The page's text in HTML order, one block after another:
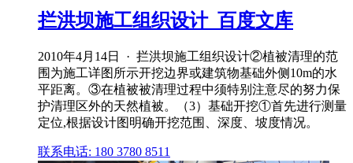
拦洪坝施工组织设计_百度文库
2010年4月14日 · 拦洪坝施工组织设计②植被清理的范
围为施工详图所示开挖边界或建筑物基础外侧10m的水
平距离。③在植被被清理过程中须特别注意尽的努力保
护清理区外的天然植被。（3）基础开挖①首先进行测量
定位,根据设计图明确开挖范围、深度、坡度情况。
联系电话: 180 3780 8511